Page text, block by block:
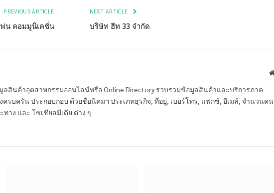
PREVIOUS ARTICLE
ฟน คอมมูนิเคชั่น
NEXT ARTICLE
บริษัท ฮีท 33 จำกัด
ลสินค้าอุตสาหกรรมออนไลน์หรือ Online Directory รวบรวมข้อมูลสินค้าและบริการภาค
ครบครัน ประกอบกอบ ด้วยชื่อนิคมฯ ประเภทธุรกิจ, ที่อยู่, เบอร์โทร, แฟกซ์, อีเมล์, จำนวนคน
าง และ โซเชียลมีเดีย ต่าง ๆ